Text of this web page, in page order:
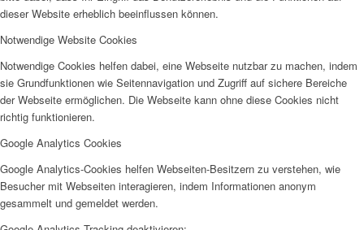
dieser Website erheblich beeinflussen können.
Notwendige Website Cookies
Notwendige Cookies helfen dabei, eine Webseite nutzbar zu machen, indem
sie Grundfunktionen wie Seitennavigation und Zugriff auf sichere Bereiche
der Webseite ermöglichen. Die Webseite kann ohne diese Cookies nicht
richtig funktionieren.
Google Analytics Cookies
Google Analytics-Cookies helfen Webseiten-Besitzern zu verstehen, wie
Besucher mit Webseiten interagieren, indem Informationen anonym
gesammelt und gemeldet werden.